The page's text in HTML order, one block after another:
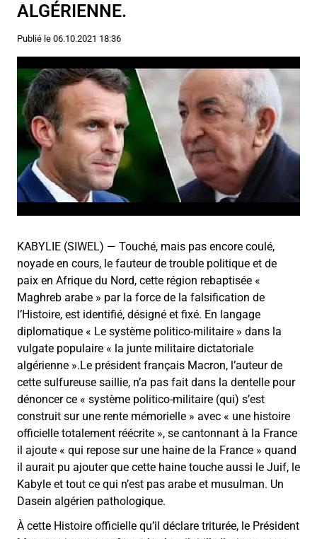
ALGÉRIENNE.
Publié le 06.10.2021 18:36
KABYLIE (SIWEL) — Touché, mais pas encore coulé,
noyade en cours, le fauteur de trouble politique et de
paix en Afrique du Nord, cette région rebaptisée «
Maghreb arabe » par la force de la falsification de
l’Histoire, est identifié, désigné et fixé. En langage
diplomatique « Le système politico-militaire » dans la
vulgate populaire « la junte militaire dictatoriale
algérienne ».Le président français Macron, l’auteur de
cette sulfureuse saillie, n’a pas fait dans la dentelle pour
dénoncer ce « système politico-militaire (qui) s’est
construit sur une rente mémorielle » avec « une histoire
officielle totalement réécrite », se cantonnant à la France
il ajoute « qui repose sur une haine de la France » quand
il aurait pu ajouter que cette haine touche aussi le Juif, le
Kabyle et tout ce qui n’est pas arabe et musulman. Un
Dasein algérien pathologique.
À cette Histoire officielle qu’il déclare triturée, le Président